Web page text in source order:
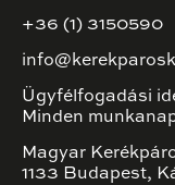
+36 (1) 3150590
Ügyfélfogadási
Minden
Magyar
1133 Budapest,